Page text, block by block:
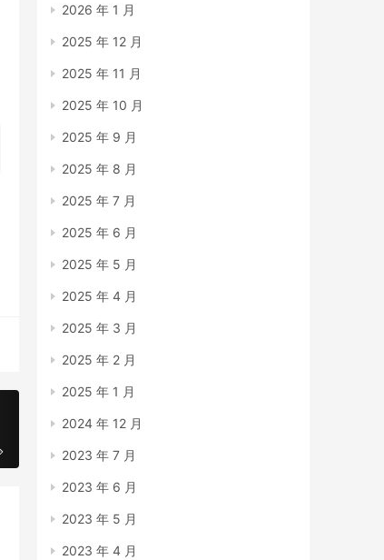
2026 年 1 月
2025 年 12 月
2025 年 11 月
2025 年 10 月
2025 年 9 月
2025 年 8 月
2025 年 7 月
2025 年 6 月
2025 年 5 月
2025 年 4 月
2025 年 3 月
2025 年 2 月
2025 年 1 月
2024 年 12 月
2023 年 7 月
2023 年 6 月
2023 年 5 月
2023 年 4 月